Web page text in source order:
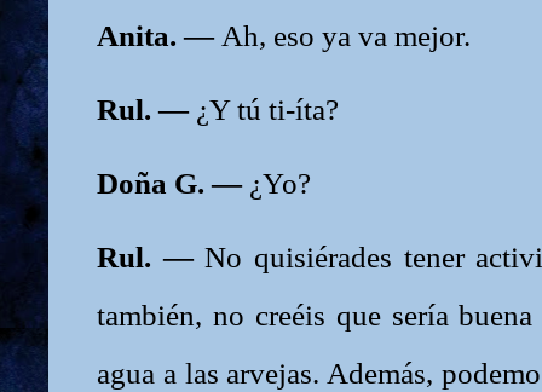
Anita. — Ah, eso ya va mejor.
Rul. — ¿Y tú ti-íta?
Doña G. — ¿Yo?
Rul. —No quisiérades tener
también, no creéis que sería
agua a las arvejas. Además,